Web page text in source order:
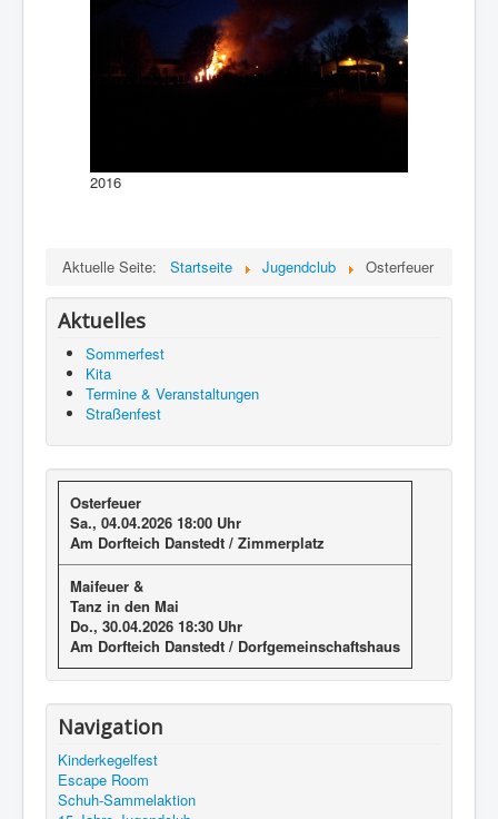
2016
Aktuelle Seite: Startseite Jugendclub Osterfeuer
Aktuelles
Sommerfest
Kita
Termine & Veranstaltungen
Straßenfest
Osterfeuer
Sa., 04.04.2026 18:00 Uhr
Am Dorfteich Danstedt / Zimmerplatz
Maifeuer &
Tanz in den Mai
Do., 30.04.2026 18:30 Uhr
Am Dorfteich Danstedt / Dorfgemeinschaftshaus
Navigation
Kinderkegelfest
Escape Room
Schuh-Sammelaktion